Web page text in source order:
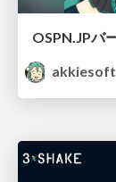
akkiesoft